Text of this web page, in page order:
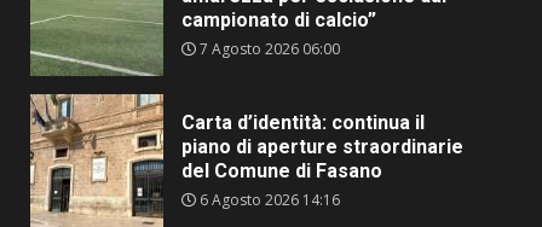
campionato di calcio”
7 Agosto 2026 06:00
Carta d’identità: continua il
piano di aperture straordinarie
del Comune di Fasano
6 Agosto 2026 14:16